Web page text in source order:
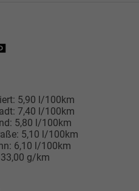
5,90 l/100km
7,40 l/100km
5,80 l/100km
5,10 l/100km
6,10 l/100km
g/km